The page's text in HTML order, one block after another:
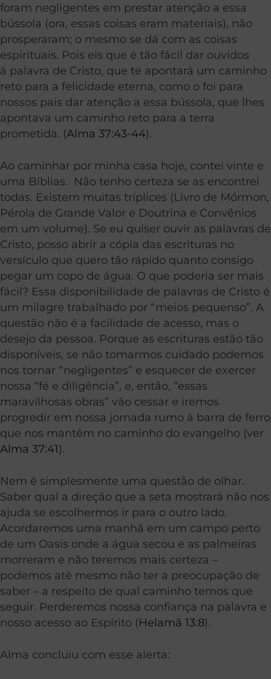
foram negligentes em prestar atenção a essa
bússola (ora, essas coisas eram materiais), não
prosperaram; o mesmo se dá com as coisas
espirituais. Pois eis que é tão fácil dar ouvidos
à palavra de Cristo, que te apontará um caminho
reto para a felicidade eterna, como o foi para
nossos pais dar atenção a essa bússola, que lhes
apontava um caminho reto para a terra
prometida. (Alma 37:43-44).
Ao caminhar por minha casa hoje, contei vinte e
uma Bíblias. Não tenho certeza se as encontrei
todas. Existem muitas tríplices (Livro de Mórmon,
Pérola de Grande Valor e Doutrina e Convênios
em um volume). Se eu quiser ouvir as palavras de
Cristo, posso abrir a cópia das escrituras no
versículo que quero tão rápido quanto consigo
pegar um copo de água. O que poderia ser mais
fácil? Essa disponibilidade de palavras de Cristo é
um milagre trabalhado por “meios pequenso”. A
questão não é a facilidade de acesso, mas o
desejo da pessoa. Porque as escrituras estão tão
disponíveis, se não tomarmos cuidado podemos
nos tornar “negligentes” e esquecer de exercer
nossa “fé e diligência”, e, então, “essas
maravilhosas obras” vão cessar e iremos
progredir em nossa jornada rumo à barra de ferro
que nos mantêm no caminho do evangelho (ver
Alma 37:41).
Nem é simplesmente uma questão de olhar.
Saber qual a direção que a seta mostrará não nos
ajuda se escolhermos ir para o outro lado.
Acordaremos uma manhã em um campo perto
de um Oasis onde a água secou e as palmeiras
morreram e não teremos mais certeza –
podemos até mesmo não ter a preocupação de
saber – a respeito de qual caminho temos que
seguir. Perderemos nossa confiança na palavra e
nosso acesso ao Espírito (Helamã 13:8).
Alma concluiu com esse alerta: